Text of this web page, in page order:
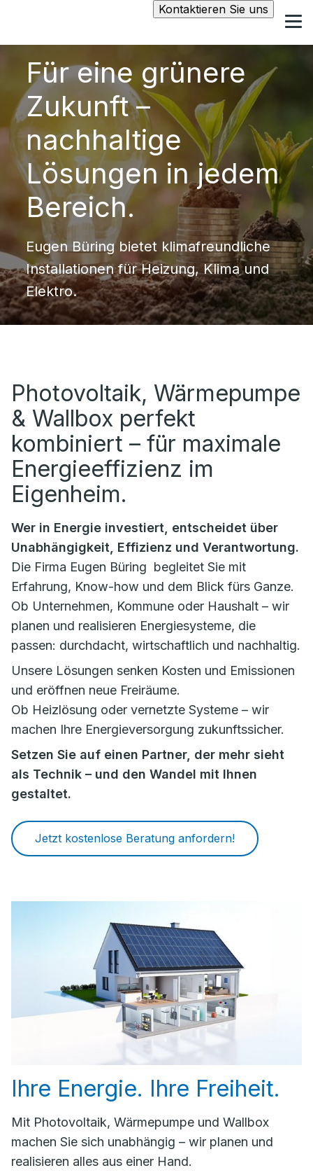
Kontaktieren Sie uns
Für eine grünere
Zukunft –
nachhaltige
Lösungen in jedem
Bereich.
Eugen Büring bietet klimafreundliche
Installationen für Heizung, Klima und
Elektro.
Photovoltaik, Wärmepumpe
& Wallbox perfekt
kombiniert – für maximale
Energieeffizienz im
Eigenheim.
Wer in Energie investiert, entscheidet über
Unabhängigkeit, Effizienz und Verantwortung.
Die Firma Eugen Büring begleitet Sie mit
Erfahrung, Know-how und dem Blick fürs Ganze.
Ob Unternehmen, Kommune oder Haushalt – wir
planen und realisieren Energiesysteme, die
passen: durchdacht, wirtschaftlich und nachhaltig.
Unsere Lösungen senken Kosten und Emissionen
und eröffnen neue Freiräume.
Ob Heizlösung oder vernetzte Systeme – wir
machen Ihre Energieversorgung zukunftssicher.
Setzen Sie auf einen Partner, der mehr sieht
als Technik – und den Wandel mit Ihnen
gestaltet.
Jetzt kostenlose Beratung anfordern!
Ihre Energie. Ihre Freiheit.
Mit Photovoltaik, Wärmepumpe und Wallbox
machen Sie sich unabhängig – wir planen und
realisieren alles aus einer Hand.